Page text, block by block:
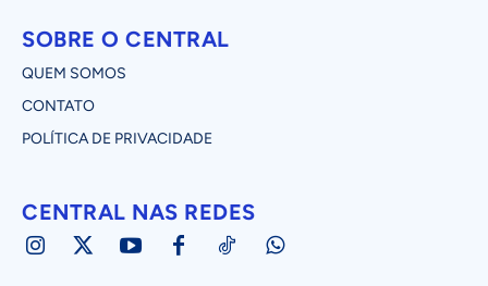
SOBRE O CENTRAL
QUEM SOMOS
CONTATO
POLÍTICA DE PRIVACIDADE
CENTRAL NAS REDES